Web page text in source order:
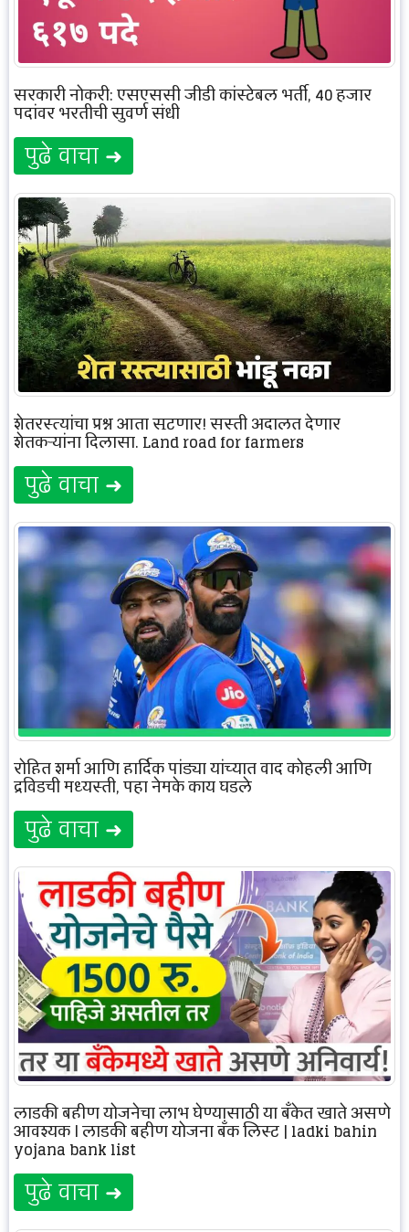
सरकारी नोकरी: एसएससी जीडी कांस्टेबल भर्ती, 40 हजार
पदांवर भरतीची सुवर्ण संधी
पुढे वाचा ➜
शेतरस्त्यांचा प्रश्न आता सुटणार! सस्ती अदालत देणार
शेतकऱ्यांना दिलासा. Land road for farmers
पुढे वाचा ➜
रोहित शर्मा आणि हार्दिक पांड्या यांच्यात वाद कोहली आणि
द्रविडची मध्यस्ती, पहा नेमके काय घडले
पुढे वाचा ➜
लाडकी बहीण योजनेचा लाभ घेण्यासाठी या बँकेत खाते असणे
आवश्यक | लाडकी बहीण योजना बँक लिस्ट | ladki bahin
yojana bank list
पुढे वाचा ➜